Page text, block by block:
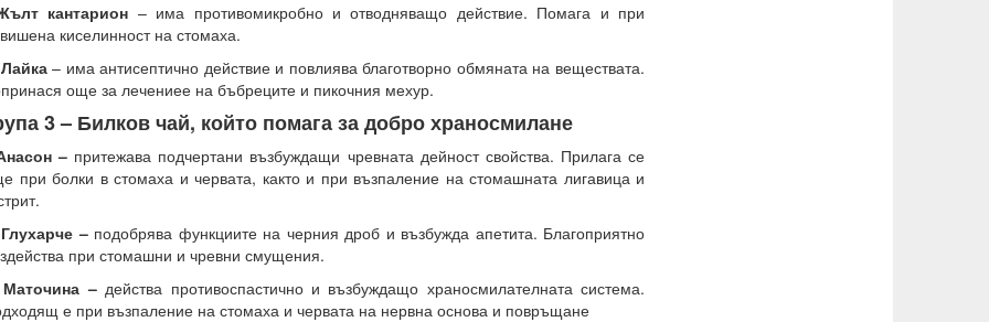
кантарион – има противомикробно и отводняващо действие. Помага и при
киселинност на стомаха.
– има антисептично действие и повлиява благотворно обмяната на веществата.
още за лечениее на бъбреците и пикочния мехур.
3 – Билков чай, който помага за добро храносмилане
– притежава подчертани възбуждащи чревната дейност свойства. Прилага се
при болки в стомаха и червата, както и при възпаление на стомашната лигавица и
– подобрява функциите на черния дроб и възбужда апетита. Благоприятно
при стомашни и чревни смущения.
–действа противоспастично и възбуждащо храносмилателната система.
е при възпаление на стомаха и червата на нервна основа и повръщане